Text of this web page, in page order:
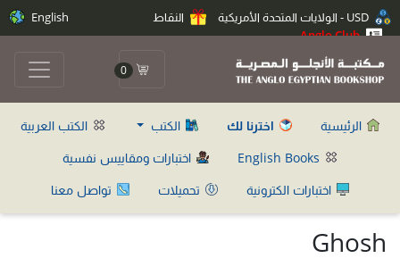
النقاط
Anglo Club
English
0
الرئيسية اخترنا لك الكتب
الكتب العربية
اختبارات ومقاييس نفسية
اختبارات الكترونية
تحميلات تواصل معنا
Ghosh